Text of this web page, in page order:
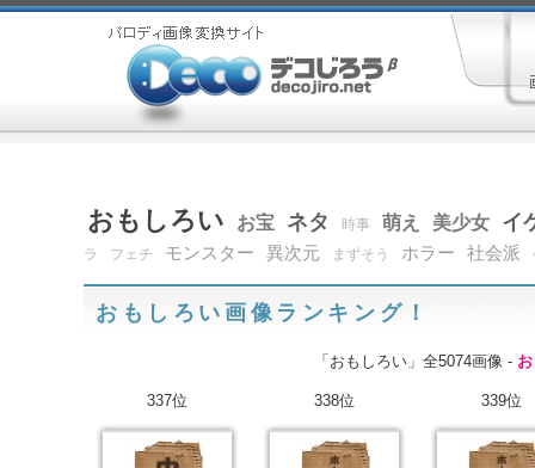
おもしろい お宝 ネタ 時事 萌え 美少女 イ
ラ フェチ モンスター 異次元 まずそう ホラー 社会派
おもしろい画像ランキング！
「おもしろい」全5074画像 -
337位 338位 339位